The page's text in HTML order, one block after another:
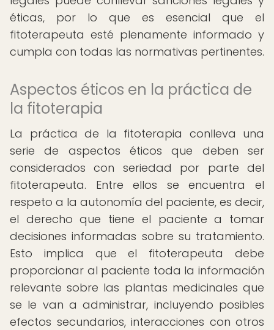
éticas, por lo que es esencial que el
fitoterapeuta esté plenamente informado y
cumpla con todas las normativas pertinentes.
Aspectos éticos en la práctica de
la fitoterapia
La práctica de la fitoterapia conlleva una
serie de aspectos éticos que deben ser
considerados con seriedad por parte del
fitoterapeuta. Entre ellos se encuentra el
respeto a la autonomía del paciente, es decir,
el derecho que tiene el paciente a tomar
decisiones informadas sobre su tratamiento.
Esto implica que el fitoterapeuta debe
proporcionar al paciente toda la información
relevante sobre las plantas medicinales que
se le van a administrar, incluyendo posibles
efectos secundarios, interacciones con otros